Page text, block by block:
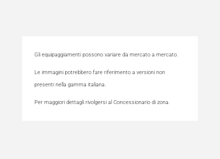
Gli equipaggiamenti possono variare da mercato a mercato.
Le immagini potrebbero fare riferimento a versioni non
presenti nella gamma italiana.
Per maggiori dettagli rivolgersi al Concessionario di zona.